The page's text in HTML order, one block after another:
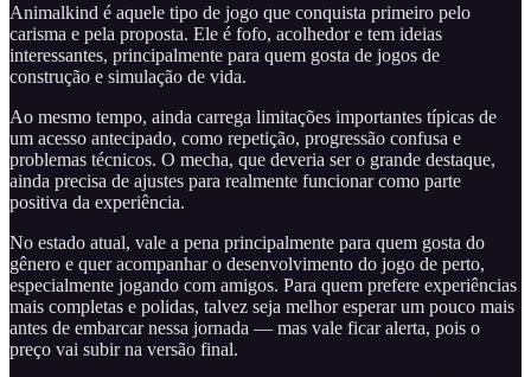
Animalkind é aquele tipo de jogo que conquista primeiro pelo
carisma e pela proposta. Ele é fofo, acolhedor e tem ideias
interessantes, principalmente para quem gosta de jogos de
construção e simulação de vida.
Ao mesmo tempo, ainda carrega limitações importantes típicas de
um acesso antecipado, como repetição, progressão confusa e
problemas técnicos. O mecha, que deveria ser o grande destaque,
ainda precisa de ajustes para realmente funcionar como parte
positiva da experiência.
No estado atual, vale a pena principalmente para quem gosta do
gênero e quer acompanhar o desenvolvimento do jogo de perto,
especialmente jogando com amigos. Para quem prefere experiências
mais completas e polidas, talvez seja melhor esperar um pouco mais
antes de embarcar nessa jornada — mas vale ficar alerta, pois o
preço vai subir na versão final.